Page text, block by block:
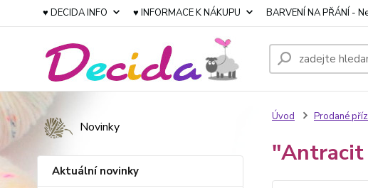
♥ DECIDA INFO ♥ INFORMACE K NÁKUPU BARVENÍ NA PŘÁNÍ -
Novinky
Aktuální novinky
Úvod Prodané
"Antracit